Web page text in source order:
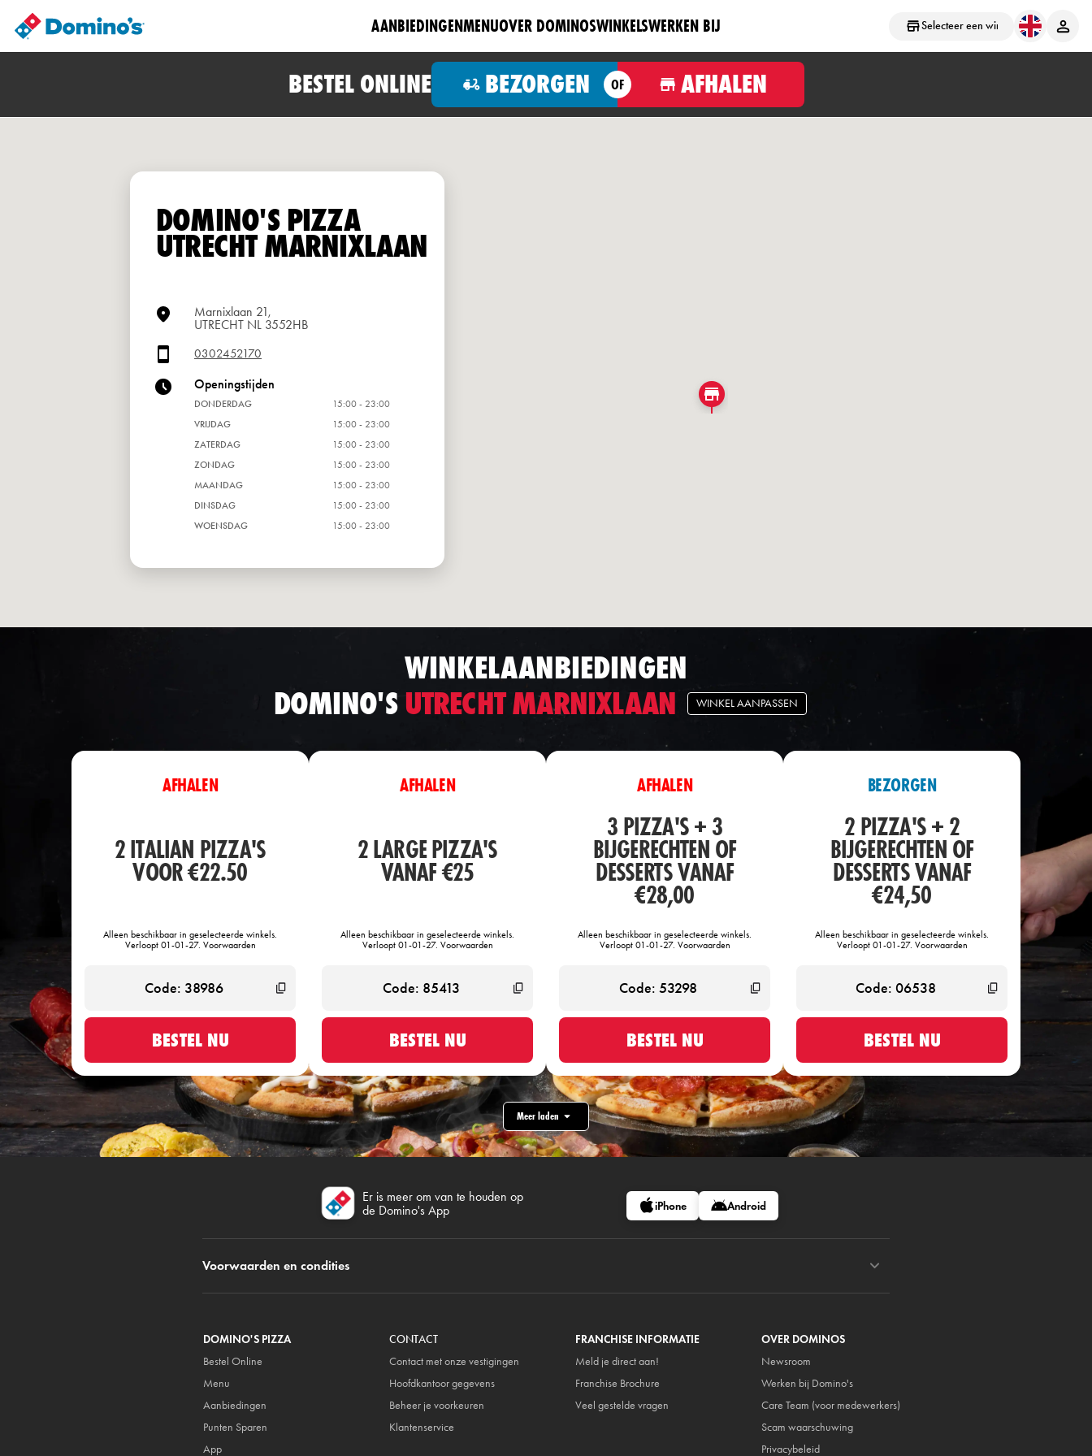
Selecteer een winkel
AANBIEDINGENMENUOVER DOMINOSWINKELSWERKEN BIJ
BESTEL ONLINE BEZORGEN OF AFHALEN
DOMINO'S PIZZA
UTRECHT MARNIXLAAN
Marnixlaan 21,
UTRECHT NL 3552HB
0302452170
Openingstijden
DONDERDAG
15:00 - 23:00
VRIJDAG
15:00 - 23:00
ZATERDAG
15:00 - 23:00
ZONDAG
15:00 - 23:00
MAANDAG
15:00 - 23:00
DINSDAG
15:00 - 23:00
WOENSDAG
15:00 - 23:00
WINKELAANBIEDINGEN
DOMINO'S UTRECHT MARNIXLAAN WINKEL AANPASSEN
AFHALEN
2 ITALIAN PIZZA'S
VOOR €22.50
Alleen beschikbaar in geselecteerde winkels.
Verloopt 01-01-27. Voorwaarden
BESTEL NU
AFHALEN
2 LARGE PIZZA'S
VANAF €25
Alleen beschikbaar in geselecteerde winkels.
Verloopt 01-01-27. Voorwaarden
BESTEL NU
AFHALEN
3 PIZZA'S + 3
BIJGERECHTEN OF
DESSERTS VANAF
€28,00
Alleen beschikbaar in geselecteerde winkels.
Verloopt 01-01-27. Voorwaarden
BESTEL NU
BEZORGEN
2 PIZZA'S + 2
BIJGERECHTEN OF
DESSERTS VANAF
€24,50
Alleen beschikbaar in geselecteerde winkels.
Verloopt 01-01-27. Voorwaarden
BESTEL NU
Meer laden
Er is meer om van te houden op
de Domino's App
iPhone Android
Voorwaarden en condities
DOMINO'S PIZZA
Bestel Online
Menu
Aanbiedingen
Punten Sparen
App
CONTACT
Contact met onze vestigingen
Hoofdkantoor gegevens
Beheer je voorkeuren
Klantenservice
FRANCHISE INFORMATIE
Meld je direct aan!
Franchise Brochure
Veel gestelde vragen
OVER DOMINOS
Newsroom
Werken bij Domino's
Care Team (voor medewerkers)
Scam waarschuwing
Privacybeleid